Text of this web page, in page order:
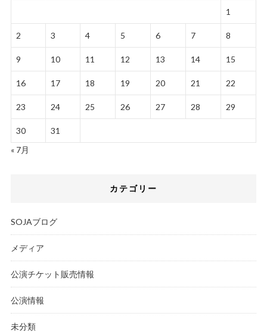
1
2 3 4 5 6 7 8
9 10 11 12 13 14 15
16 17 18 19 20 21 22
23 24 25 26 27 28 29
30
31
« 7月
カテゴリー
SOJAブログ
メディア
公演チケット販売情報
公演情報
未分類